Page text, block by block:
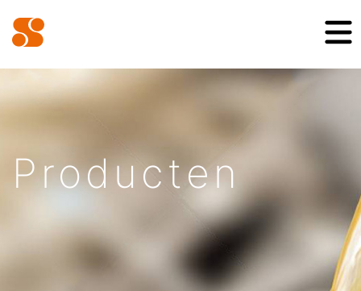
Producten